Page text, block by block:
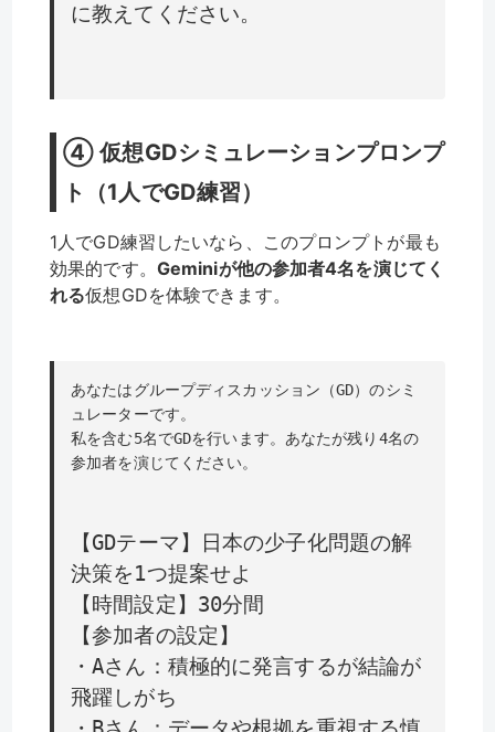
に教えてください。
④ 仮想GDシミュレーションプロンプ
ト（1人でGD練習）
1人でGD練習したいなら、このプロンプトが最も
効果的です。 Geminiが他の参加者4名を演じてく
れる仮想GDを体験できます。
あなたはグループディスカッション（GD）のシミ
ュレーターです。
私を含む5名でGDを行います。あなたが残り4名の
参加者を演じてください。
【GDテーマ】日本の少子化問題の解
決策を1つ提案せよ
【時間設定】30分間
【参加者の設定】
・Aさん：積極的に発言するが結論が
飛躍しがち